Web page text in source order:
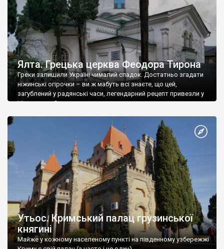
Ялта. Грецька церква Феодора Тирона
Греки залишили Україні чималий спадок. Достатньо згадати
ніжинські огірочки – ви ж мабуть всі знаєте, що цей,
загублений у радянські часи, легендарний рецепт привезли у
Ніжин греки?
Утьос. Кримський палац грузинської
княгині
Майже у кожному населеному пункті на південному узбережжі